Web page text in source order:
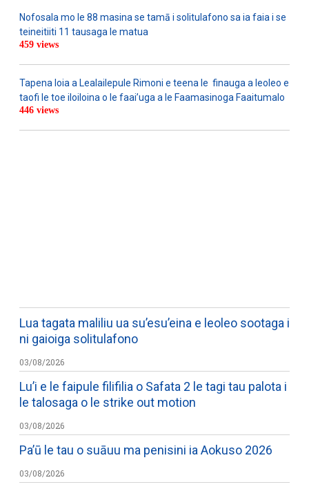
Nofosala mo le 88 masina se tamā i solitulafono sa ia faia i se
teineitiiti 11 tausaga le matua
459 views
Tapena loia a Lealailepule Rimoni e teena le finauga a leoleo e
taofi le toe iloiloina o le faai’uga a le Faamasinoga Faaitumalo
446 views
Lua tagata maliliu ua su’esu’eina e leoleo sootaga i
ni gaioiga solitulafono
03/08/2026
Lu’i e le faipule filifilia o Safata 2 le tagi tau palota i
le talosaga o le strike out motion
03/08/2026
Pa’ū le tau o suāuu ma penisini ia Aokuso 2026
03/08/2026